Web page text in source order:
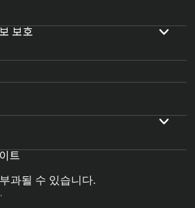
보호
트
과될 수 있습니다.